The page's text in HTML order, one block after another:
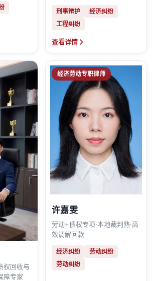
刑事辩护
经济纠纷
工程纠纷
查看详情
权回收与
障专家
经济劳动专职律师
许嘉雯
劳动+债权专项·本地裁判熟·高
效调解回款
经济纠纷
劳动纠纷
劳动纠纷